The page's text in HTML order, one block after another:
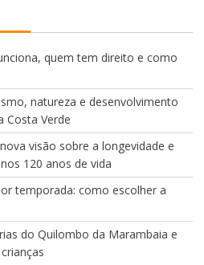
quem tem direito e como
natureza e desenvolvimento
Costa Verde
visão sobre a longevidade e
120 anos de vida
temporada: como escolher a
do Quilombo da Marambaia e